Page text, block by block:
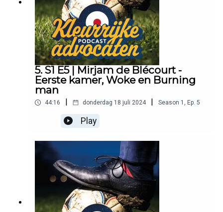
5. S1 E5 | Mirjam de Blécourt -
Eerste kamer, Woke en Burning
man
44:16 | donderdag 18 juli 2024 | Season 1 , Ep. 5
Play